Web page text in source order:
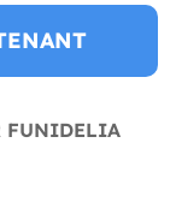
FUNIDELIA